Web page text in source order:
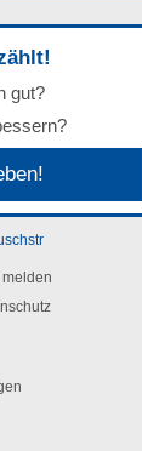
gut?
melden